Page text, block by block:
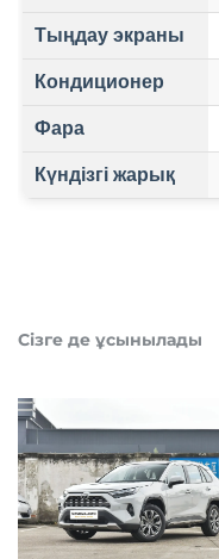
Тыңдау экраны
Кондиционер
Фара
Күндізгі жарық
Сізге де ұсынылады